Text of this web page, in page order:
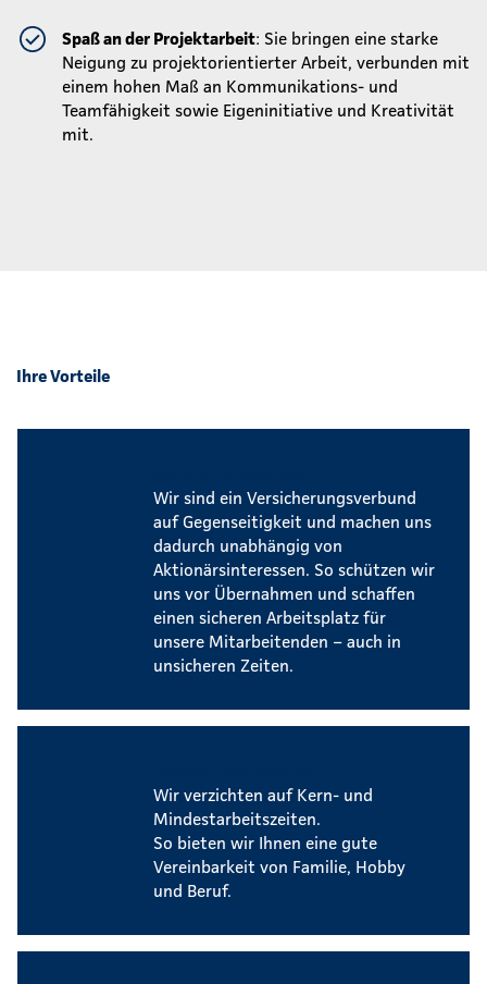
Spaß an der Projektarbeit: Sie bringen eine starke
Neigung zu projektorientierter Arbeit, verbunden mit
einem hohen Maß an Kommunikations- und
Teamfähigkeit sowie Eigeninitiative und Kreativität
mit.
Ihre Vorteile
Wir sind ein Versicherungsverbund
auf Gegenseitigkeit und machen uns
dadurch unabhängig von
Aktionärsinteressen. So schützen wir
uns vor Übernahmen und schaffen
einen sicheren Arbeitsplatz für
unsere Mitarbeitenden – auch in
unsicheren Zeiten.
Wir verzichten auf Kern- und
Mindestarbeitszeiten.
So bieten wir Ihnen eine gute
Vereinbarkeit von Familie, Hobby
und Beruf.